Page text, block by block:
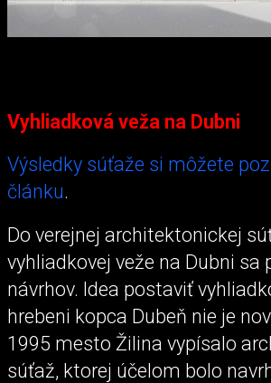
Vyhliadková veža na Dubni
Výsledky súťaže si môžete
článku.
Do verejnej architektonickej
vyhliadkovej veže na Dubni sa
návrhov. Idea postaviť
hrebeni kopca Dubeň nie je
1995 mesto Žilina vypísalo
súťaž, ktorej účelom bolo